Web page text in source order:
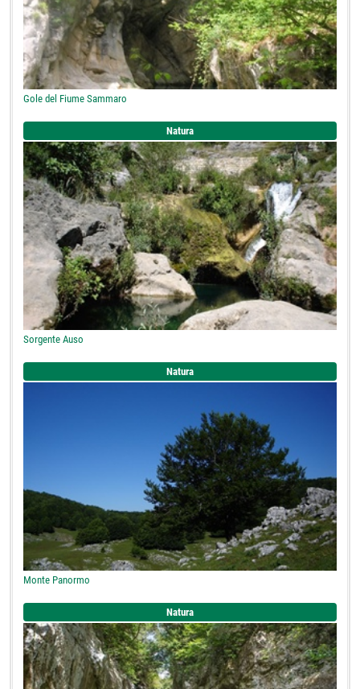
Gole del Fiume Sammaro
Natura
Sorgente Auso
Natura
Monte Panormo
Natura